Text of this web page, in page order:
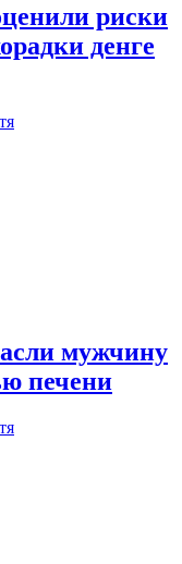
риски
денге
мужчину
печени